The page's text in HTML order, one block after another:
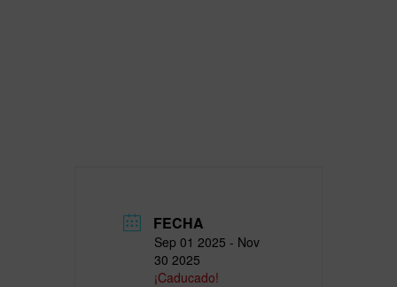
FECHA
Sep 01 2025 - Nov
30 2025
¡Caducado!